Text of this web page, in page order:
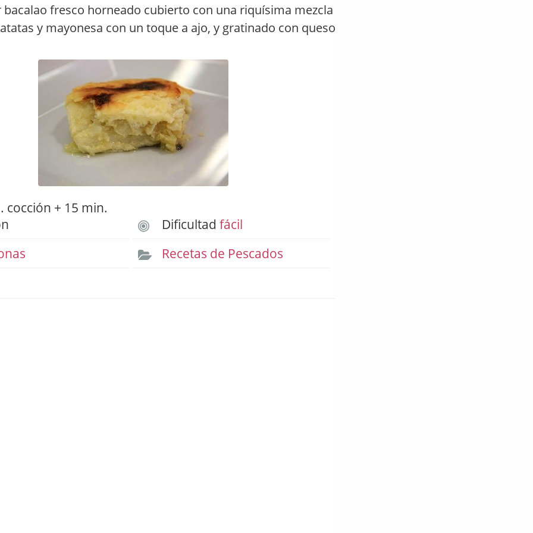
bacalao fresco horneado cubierto con una riquísima mezcla
y mayonesa con un toque a ajo, y gratinado con queso
cocción + 15 min.
Dificultadfácil
Recetas de Pescados